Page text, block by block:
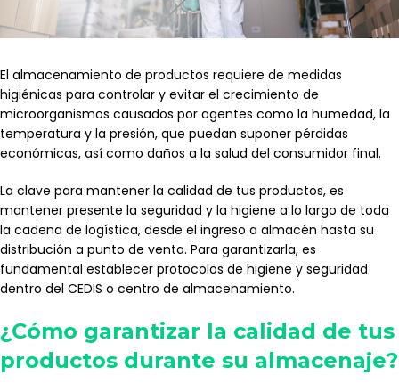
El almacenamiento de productos requiere de medidas
higiénicas para controlar y evitar el crecimiento de
microorganismos causados por agentes como la humedad, la
temperatura y la presión, que puedan suponer pérdidas
económicas, así como daños a la salud del consumidor final.
La clave para mantener la calidad de tus productos, es
mantener presente la seguridad y la higiene a lo largo de toda
la cadena de logística, desde el ingreso a almacén hasta su
distribución a punto de venta. Para garantizarla, es
fundamental establecer protocolos de higiene y seguridad
dentro del CEDIS o centro de almacenamiento.
¿Cómo garantizar la calidad de tus
productos durante su almacenaje?